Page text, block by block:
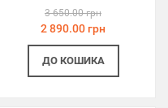
3 650.00 грн
2 890.00 грн
ДО КОШИКА